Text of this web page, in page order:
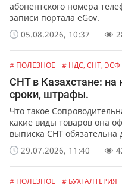
абонентского номера
записи портала eGov.
05.08.2026, 10:37
# ПОЛЕЗНОЕ # НДС, СНТ, ЭСФ
СНТ в Казахстане:
сроки, штрафы.
Что такое
какие виды товаров она
выписка СНТ обязательна
предпринимателей и
предусмотрена за не
29.07.2026, 11:40
# ПОЛЕЗНОЕ # БУХГАЛТЕРИЯ